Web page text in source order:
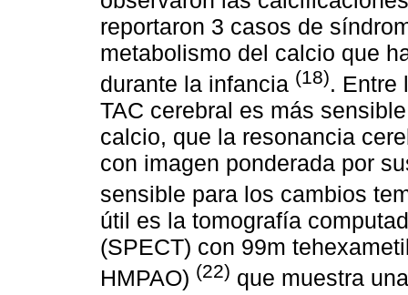
reportaron 3 casos de
metabolismo del calcio que
durante la infancia (18). Entre
TAC cerebral es más
calcio, que la resonancia
con imagen ponderada por
sensible para los cambios
útil es la tomografía
(SPECT) con 99m
HMPAO) (22) que muestra